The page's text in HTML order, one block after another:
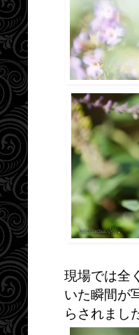
現場では全
いた瞬間が
らされまし